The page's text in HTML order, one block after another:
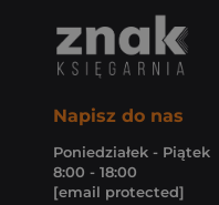
Napisz do nas
Poniedziałek - Piątek
8:00 - 18:00
[email protected]